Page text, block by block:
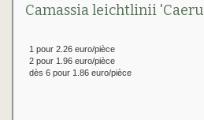
Camassia leichtlinii
1 pour 2.26 euro/pièce
2 pour 1.96 euro/pièce
dès 6 pour 1.86 euro/pièce